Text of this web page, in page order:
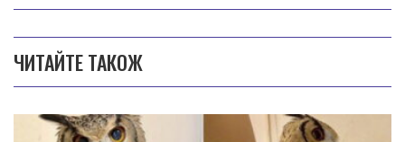
ЧИТАЙТЕ ТАКОЖ